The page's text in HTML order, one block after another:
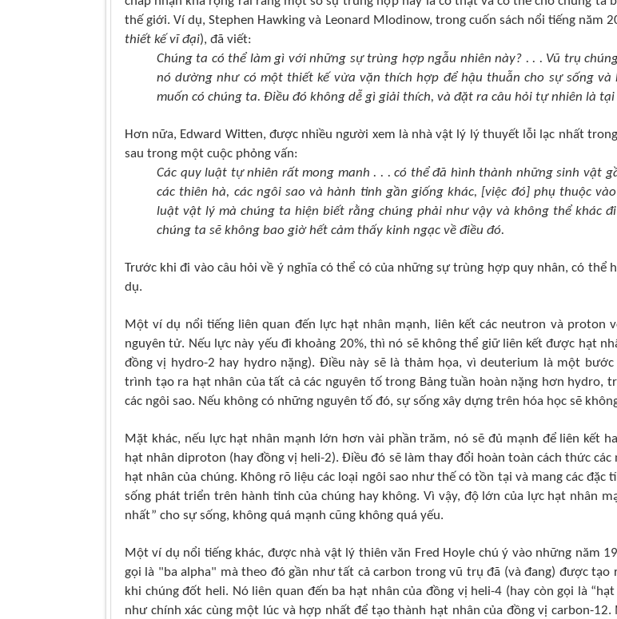
thế giới. Ví dụ, Stephen Hawking và Leonard Mlodinow, trong cuốn sách nổi tiếng năm
thiết kế vĩ đại), đã viết:
Chúng ta có thể làm gì với những sự trùng hợp ngẫu nhiên này? . . . Vũ trụ
nó dường như có một thiết kế vừa vặn thích hợp để hậu thuẫn cho sự sống và
muốn có chúng ta. Điều đó không dễ gì giải thích, và đặt ra câu hỏi tự nhiên là tại
Hơn nữa, Edward Witten, được nhiều người xem là nhà vật lý lý thuyết lỗi lạc nhất
sau trong một cuộc phỏng vấn:
Các quy luật tự nhiên rất mong manh . . . có thể đã hình thành những sinh vật
các thiên hà, các ngôi sao và hành tinh gần giống khác, [việc đó] phụ thuộc
luật vật lý mà chúng ta hiện biết rằng chúng phải như vậy và không thể khác
chúng ta sẽ không bao giờ hết cảm thấy kinh ngạc về điều đó.
Trước khi đi vào câu hỏi về ý nghĩacó thể cócủa những sự trùng hợp quy nhân, có thể
dụ.
Một ví dụ nổi tiếng liên quan đến lực hạt nhân mạnh, liên kết các neutron và proton
nguyên tử. Nếu lực này yếu đi khoảng 20%, thì nó sẽ không thể giữ liên kết được hạt
đồng vị hydro-2 hay hydro nặng). Điều này sẽ là thảm họa, vì deuterium là một
trình tạo ra hạt nhân của tất cả các nguyên tố trong Bảng tuần hoàn nặng hơn hydro,
các ngôi sao. Nếu không có những nguyên tố đó, sự sống xây dựng trên hóa học sẽ
Mặt khác, nếu lực hạt nhân mạnh lớn hơn vài phần trăm, nó sẽ đủ mạnh để liên kết
hạt nhân diproton (hay đồng vị heli-2). Điều đó sẽ làm thay đổi hoàn toàn cách thức các
hạt nhân của chúng. Không rõ liệu các loại ngôi sao như thế có tồn tại và mang các đặc
sống phát triển trên hành tinh của chúng hay không. Vì vậy, độ lớn của lực hạt nhân
nhất” cho sự sống, không quá mạnh cũng không quá yếu.
Một ví dụ nổi tiếng khác, được nhà vật lý thiên văn Fred Hoyle chú ý vào những năm
gọi là "ba alpha" mà theo đó gần như tất cả carbon trong vũ trụ đã (và đang) được tạo
khi chúng đốt heli. Nó liên quan đến ba hạt nhân của đồng vị heli-4 (hay còn gọi là
như chính xác cùng một lúc và hợp nhất để tạo thành hạt nhân của đồng vị carbon-